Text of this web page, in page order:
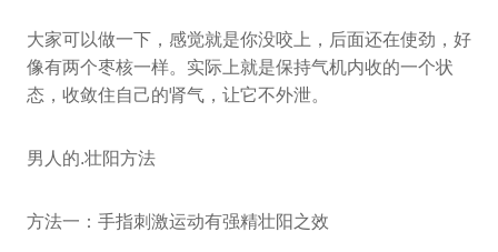
大家可以做一下，感觉就是你没咬上，后面还在使劲，好
像有两个枣核一样。实际上就是保持气机内收的一个状
态，收敛住自己的肾气，让它不外泄。
男人的.壮阳方法
方法一：手指刺激运动有强精壮阳之效